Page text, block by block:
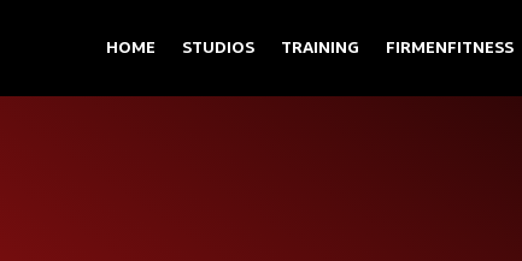
HOME STUDIOS TRAINING FIRMENFITNESS